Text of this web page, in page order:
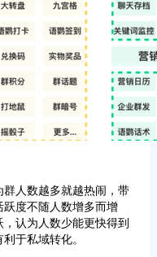
人数越多就越热闹，带
度不随人数增多而增
认为人数少能更快得到
于私域转化。